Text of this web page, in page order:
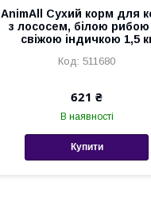
AnimAll Cухий корм для
з лососем, білою рибою
свіжою індичкою 1,5
511680
621 ₴
В наявності
Купити